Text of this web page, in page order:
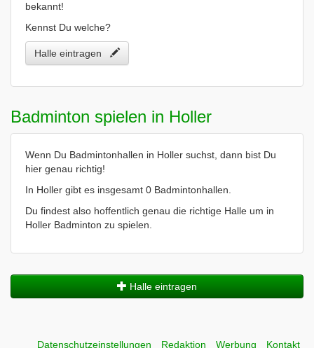
bekannt!
Kennst Du welche?
Halle eintragen
Badminton spielen in Holler
Wenn Du Badmintonhallen in Holler suchst, dann bist Du
hier genau richtig!
In Holler gibt es insgesamt 0 Badmintonhallen.
Du findest also hoffentlich genau die richtige Halle um in
Holler Badminton zu spielen.
Halle eintragen
Datenschutzeinstellungen Redaktion Werbung Kontakt